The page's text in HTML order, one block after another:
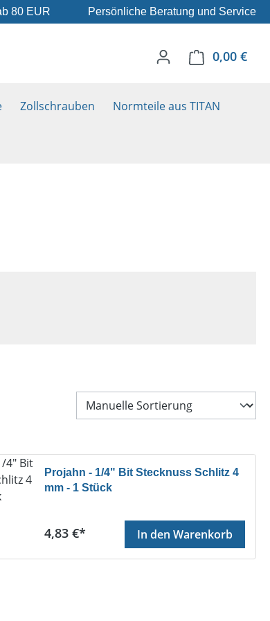
80 EUR Persönliche Beratung und Service
0,00 €
Zollschrauben Normteile aus TITAN
Projahn - 1/4" Bit Stecknuss Schlitz 4
mm - 1 Stück
Regulärer Preis:
4,83 €* In den Warenkorb